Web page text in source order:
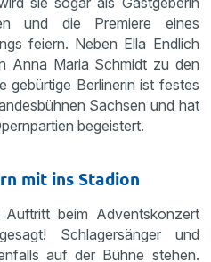
und die Premiere eines
feiern. Neben Ella Endlich
Anna Maria Schmidt zu den
gebürtige Berlinerin ist festes
Sachsen und hat
begeistert.
mit ins Stadion
beim Adventskonzert
Schlagersänger und
auf der Bühne stehen.